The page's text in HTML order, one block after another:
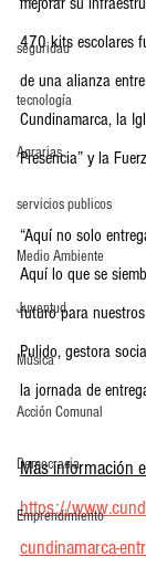
seguridad
tecnología
Agrarias
servicios publicos
Medio Ambiente
Juventud
Música
Acción Comunal
Democracia
Emprendimiento
470 kits escolares
de una alianza
Cundinamarca, la
Presencia” y la
“Aquí no solo
Aquí lo que se
futuro para
Pulido, gestora
la jornada de
Más información
https://
cundinamarca-